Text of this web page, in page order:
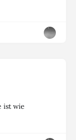
ist wie